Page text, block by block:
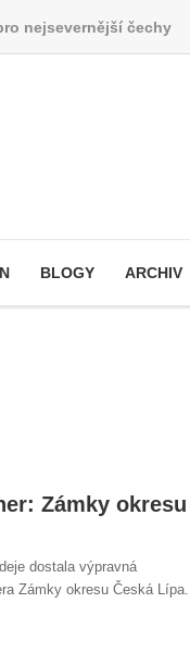
nejsevernější čechy
BLOGY ARCHIV
Zámky okresu
dostala výpravná
Zámky okresu Česká Lípa.